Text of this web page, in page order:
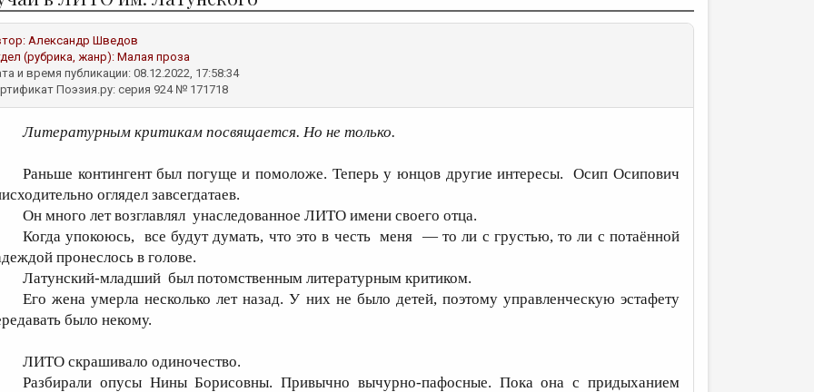
Александр Шведов
(рубрика, жанр): Малая проза
и время публикации: 08.12.2022, 17:58:34
Поэзия.ру: серия 924 № 171718
Литературным критикам посвящается. Но не только.
Раньше контингент был погуще и помоложе. Теперь у юнцов другие интересы. Осип Осипович
оглядел завсегдатаев.
Он много лет возглавлял унаследованное ЛИТО имени своего отца.
Когда упокоюсь, все будут думать, что это в честь меня — то ли с грустью, то ли с потаённой
пронеслось в голове.
Латунский-младший был потомственным литературным критиком.
Его жена умерла несколько лет назад. У них не было детей, поэтому управленческую эстафету
было некому.
ЛИТО скрашивало одиночество.
Разбирали опусы Нины Борисовны. Привычно вычурно-пафосные. Пока она с придыханием